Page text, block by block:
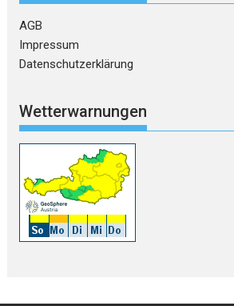
AGB
Impressum
Datenschutzerklärung
Wetterwarnungen